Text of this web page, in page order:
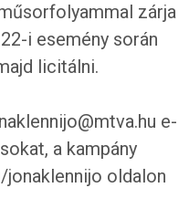
zárja
i esemény során
licitálni.
e-
a kampány
jonaklennijo oldalon